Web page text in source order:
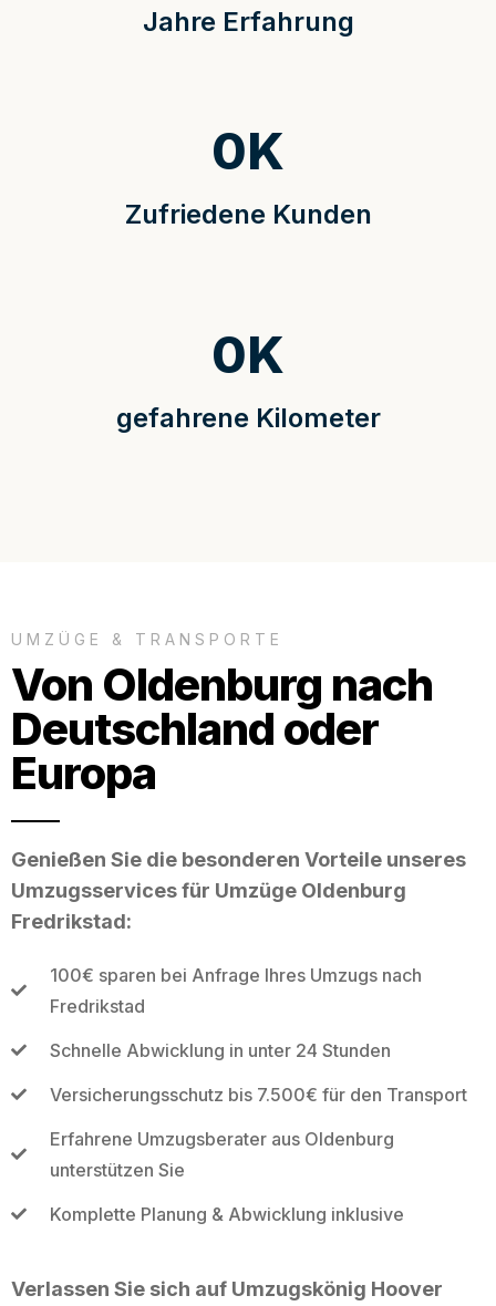
Jahre Erfahrung
Zufriedene Kunden
0K
gefahrene Kilometer
0K
UMZÜGE & TRANSPORTE
Von Oldenburg nach
Deutschland oder
Europa
Genießen Sie die besonderen Vorteile unseres
Umzugsservices für Umzüge Oldenburg
Fredrikstad:
100€ sparen bei Anfrage Ihres Umzugs nach
Fredrikstad
Schnelle Abwicklung in unter 24 Stunden
Versicherungsschutz bis 7.500€ für den Transport
Erfahrene Umzugsberater aus Oldenburg
unterstützen Sie
Komplette Planung & Abwicklung inklusive
Verlassen Sie sich auf Umzugskönig Hoover